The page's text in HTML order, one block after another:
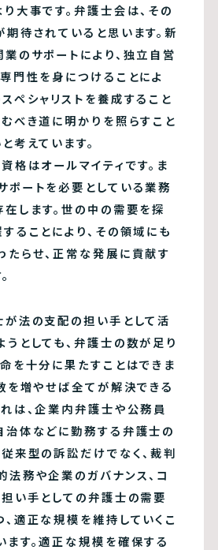
大事です。弁護士会は、その
待されていると思います。新
のサポートにより、独立自営
門性を身につけることによ
ペシャリストを養成すること
べき道に明かりを照らすこと
考えています。
格はオールマイティです。ま
ポートを必要としている業務
します。世の中の需要を探
ることにより、その領域にも
たらせ、正常な発展に貢献す
が法の支配の担い手として活
としても、弁護士の数が足り
を十分に果たすことはできま
を増やせば全てが解決できる
は、企業内弁護士や公務員
治体などに勤務する弁護士の
来型の訴訟だけでなく、裁判
法務や企業のガバナンス、コ
い手としての弁護士の需要
適正な規模を維持していくこ
ます。適正な規模を確保する